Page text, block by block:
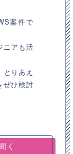
案件で
ニアも活
りあえ
ぜひ検討